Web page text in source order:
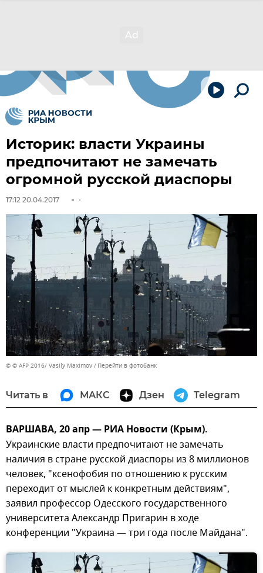
Историк: власти Украины
предпочитают не замечать
огромной русской диаспоры
17:12 20.04.2017
© © AFP 2016/ Vasily Maximov Перейти в фотобанк
Читать в МАКС Дзен Telegram
ВАРШАВА, 20 апр — РИА Новости (Крым).
Украинские власти предпочитают не замечать
наличия в стране русской диаспоры из 8 миллионов
человек, "ксенофобия по отношению к русским
переходит от мыслей к конкретным действиям",
заявил профессор Одесского государственного
университета Александр Пригарин в ходе
конференции "Украина — три года после Майдана".